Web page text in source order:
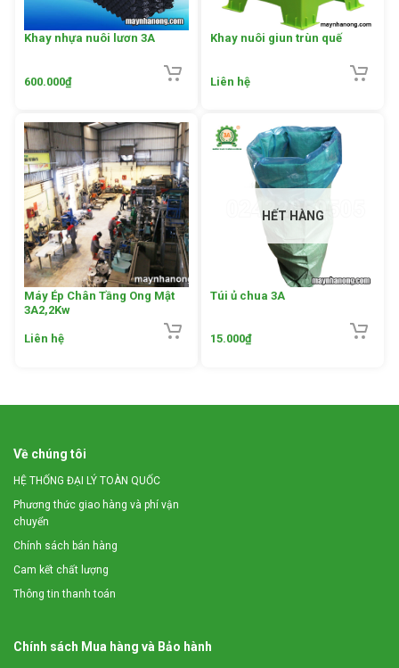
Khay nhựa nuôi lươn 3A
600.000₫
Khay nuôi giun trùn quế
Liên hệ
Máy Ép Chân Tầng Ong Mật
3A2,2Kw
Liên hệ
HẾT HÀNG
Túi ủ chua 3A
15.000₫
Về chúng tôi
HỆ THỐNG ĐẠI LÝ TOÀN QUỐC
Phương thức giao hàng và phí vận
chuyển
Chính sách bán hàng
Cam kết chất lượng
Thông tin thanh toán
Chính sách Mua hàng và Bảo hành